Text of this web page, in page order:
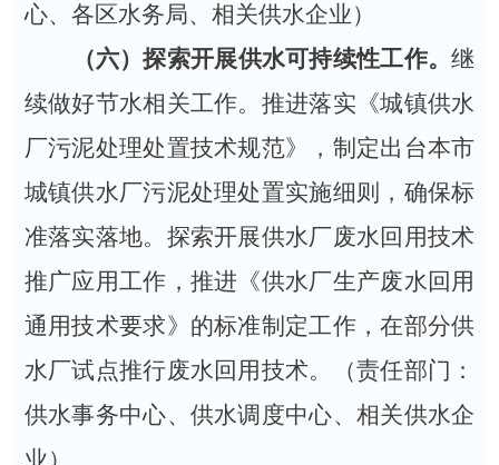
心、各区水务局、 相关供水企业）
（六）探索开展供水可持续性工作。继
续做好节水相关工作。推进落实《城镇供水
厂污泥处理处置技术规范》，制定出台本市
城镇供水厂污泥处理处置实施细则，确保标
准落实落地。探索开展供水厂废水回用技术
推广应用工作，推进《供水厂生产废水回用
通用技术要求》的标准制定工作，在部分供
水厂试点推行废水回用技术。
（责任部门：
供水事务中心、供水调度中心、相关供水企
业）